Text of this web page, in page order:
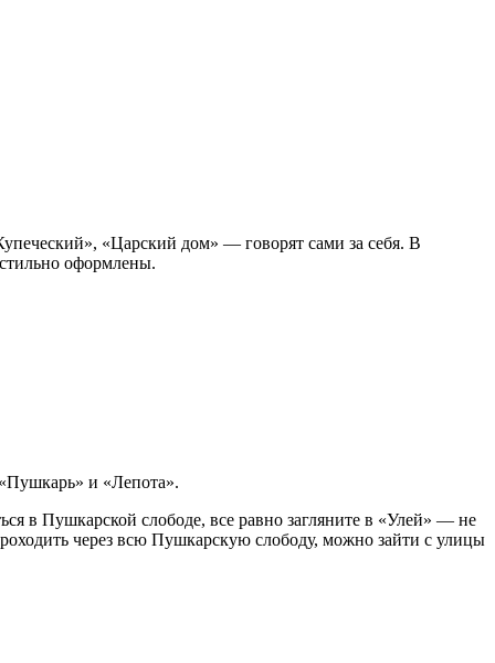
«Царский дом» — говорят сами за себя. В
оформлены.
и «Лепота».
в Пушкарской слободе, все равно загляните в «Улей» — не
через всю Пушкарскую слободу, можно зайти с улицы